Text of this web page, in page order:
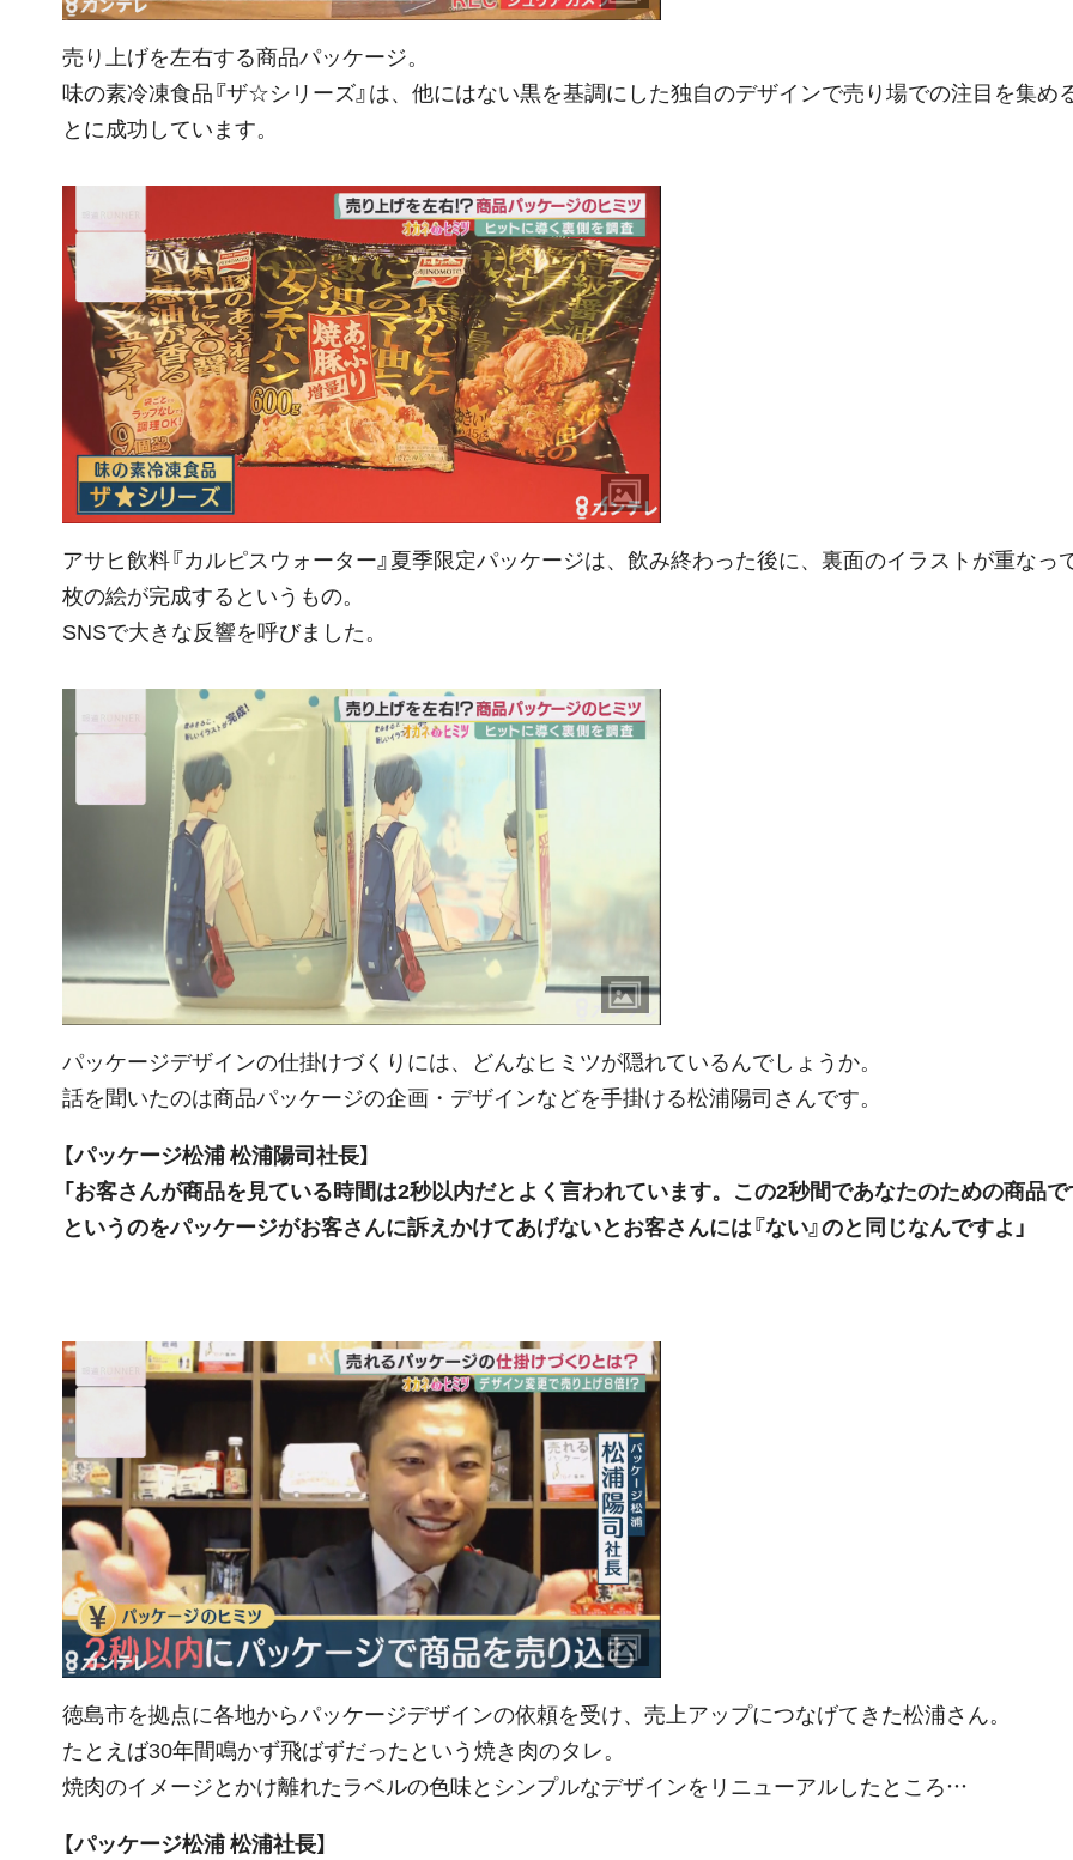
売り上げを左右する商品パッケージ。
味の素冷凍食品『ザ☆シリーズ』は、他にはない黒を基調にした独自のデザインで売り場での注目を集め
とに成功しています。
アサヒ飲料『カルピスウォーター』夏季限定パッケージは、飲み終わった後に、裏面のイラストが重なっ
枚の絵が完成するというもの。
SNSで大きな反響を呼びました。
パッケージデザインの仕掛けづくりには、どんなヒミツが隠れているんでしょうか。
話を聞いたのは商品パッケージの企画・デザインなどを手掛ける松浦陽司さんです。
【パッケージ松浦 松浦陽司社長】
「お客さんが商品を見ている時間は2秒以内だとよく言われています。この2秒間であなたのための商品
というのをパッケージがお客さんに訴えかけてあげないとお客さんには『ない』のと同じなんですよ」
徳島市を拠点に各地からパッケージデザインの依頼を受け、売上アップにつなげてきた松浦さん。
たとえば30年間鳴かず飛ばずだったという焼き肉のタレ。
焼肉のイメージとかけ離れたラベルの色味とシンプルなデザインをリニューアルしたところ…
【パッケージ松浦 松浦社長】